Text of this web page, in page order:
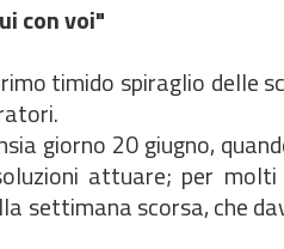
con voi"
timido spiraglio delle
giorno 20 giugno,
attuare; per
settimana scorsa, che